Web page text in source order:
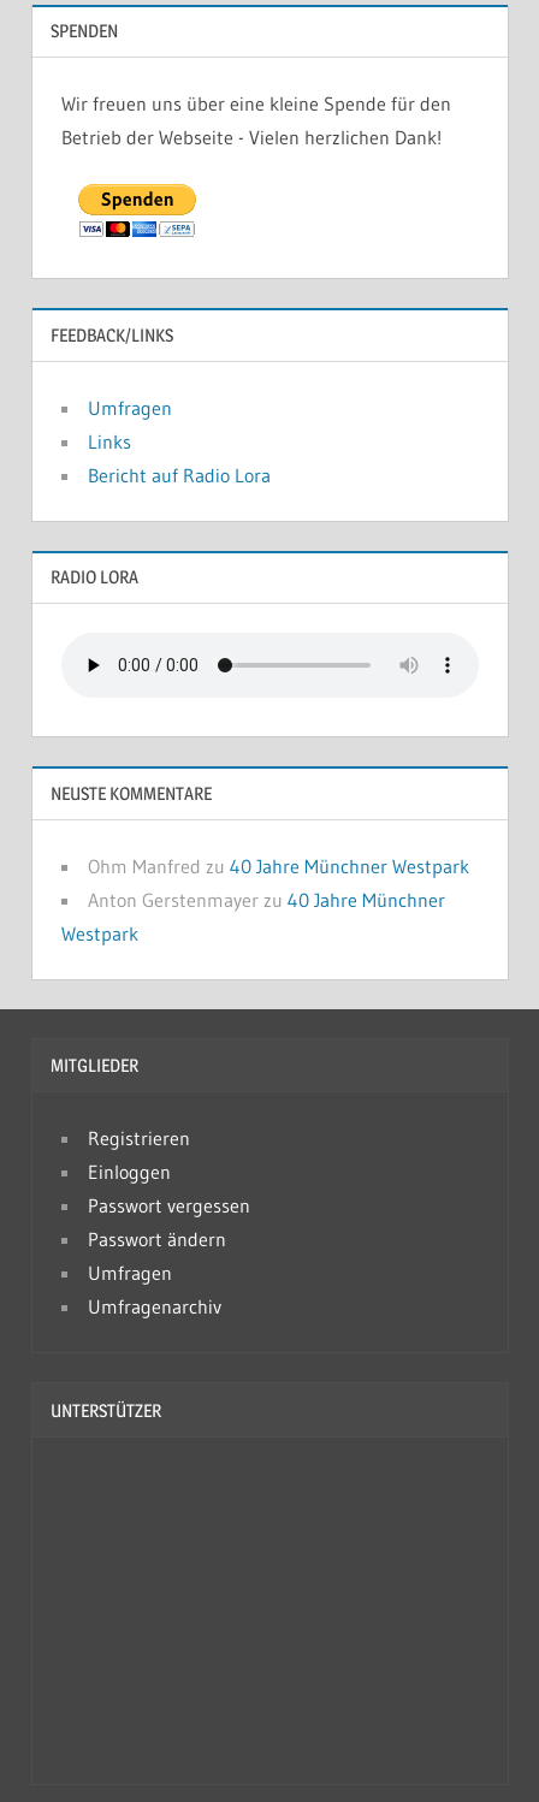
SPENDEN
Wir freuen uns über eine kleine Spende für den
Betrieb der Webseite - Vielen herzlichen Dank!
FEEDBACK/LINKS
Umfragen
Links
Bericht auf Radio Lora
RADIO LORA
NEUSTE KOMMENTARE
Ohm Manfred zu 40 Jahre Münchner Westpark
Anton Gerstenmayerzu 40 Jahre Münchner
Westpark
MITGLIEDER
Registrieren
Einloggen
Passwort vergessen
Passwort ändern
Umfragen
Umfragenarchiv
UNTERSTÜTZER